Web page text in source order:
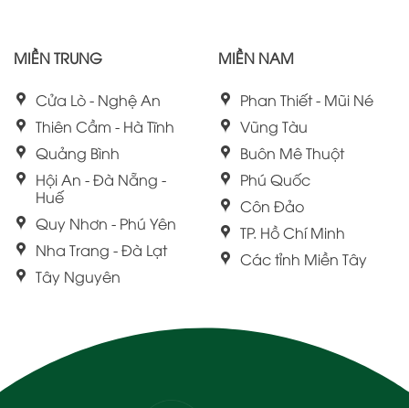
MIỀN TRUNG
Cửa Lò - Nghệ An
Thiên Cầm - Hà Tĩnh
Quảng Bình
Hội An - Đà Nẵng -
Huế
Quy Nhơn - Phú Yên
Nha Trang - Đà Lạt
Tây Nguyên
MIỀN NAM
Phan Thiết - Mũi Né
Vũng Tàu
Buôn Mê Thuột
Phú Quốc
Côn Đảo
TP. Hồ Chí Minh
Các tỉnh Miền Tây